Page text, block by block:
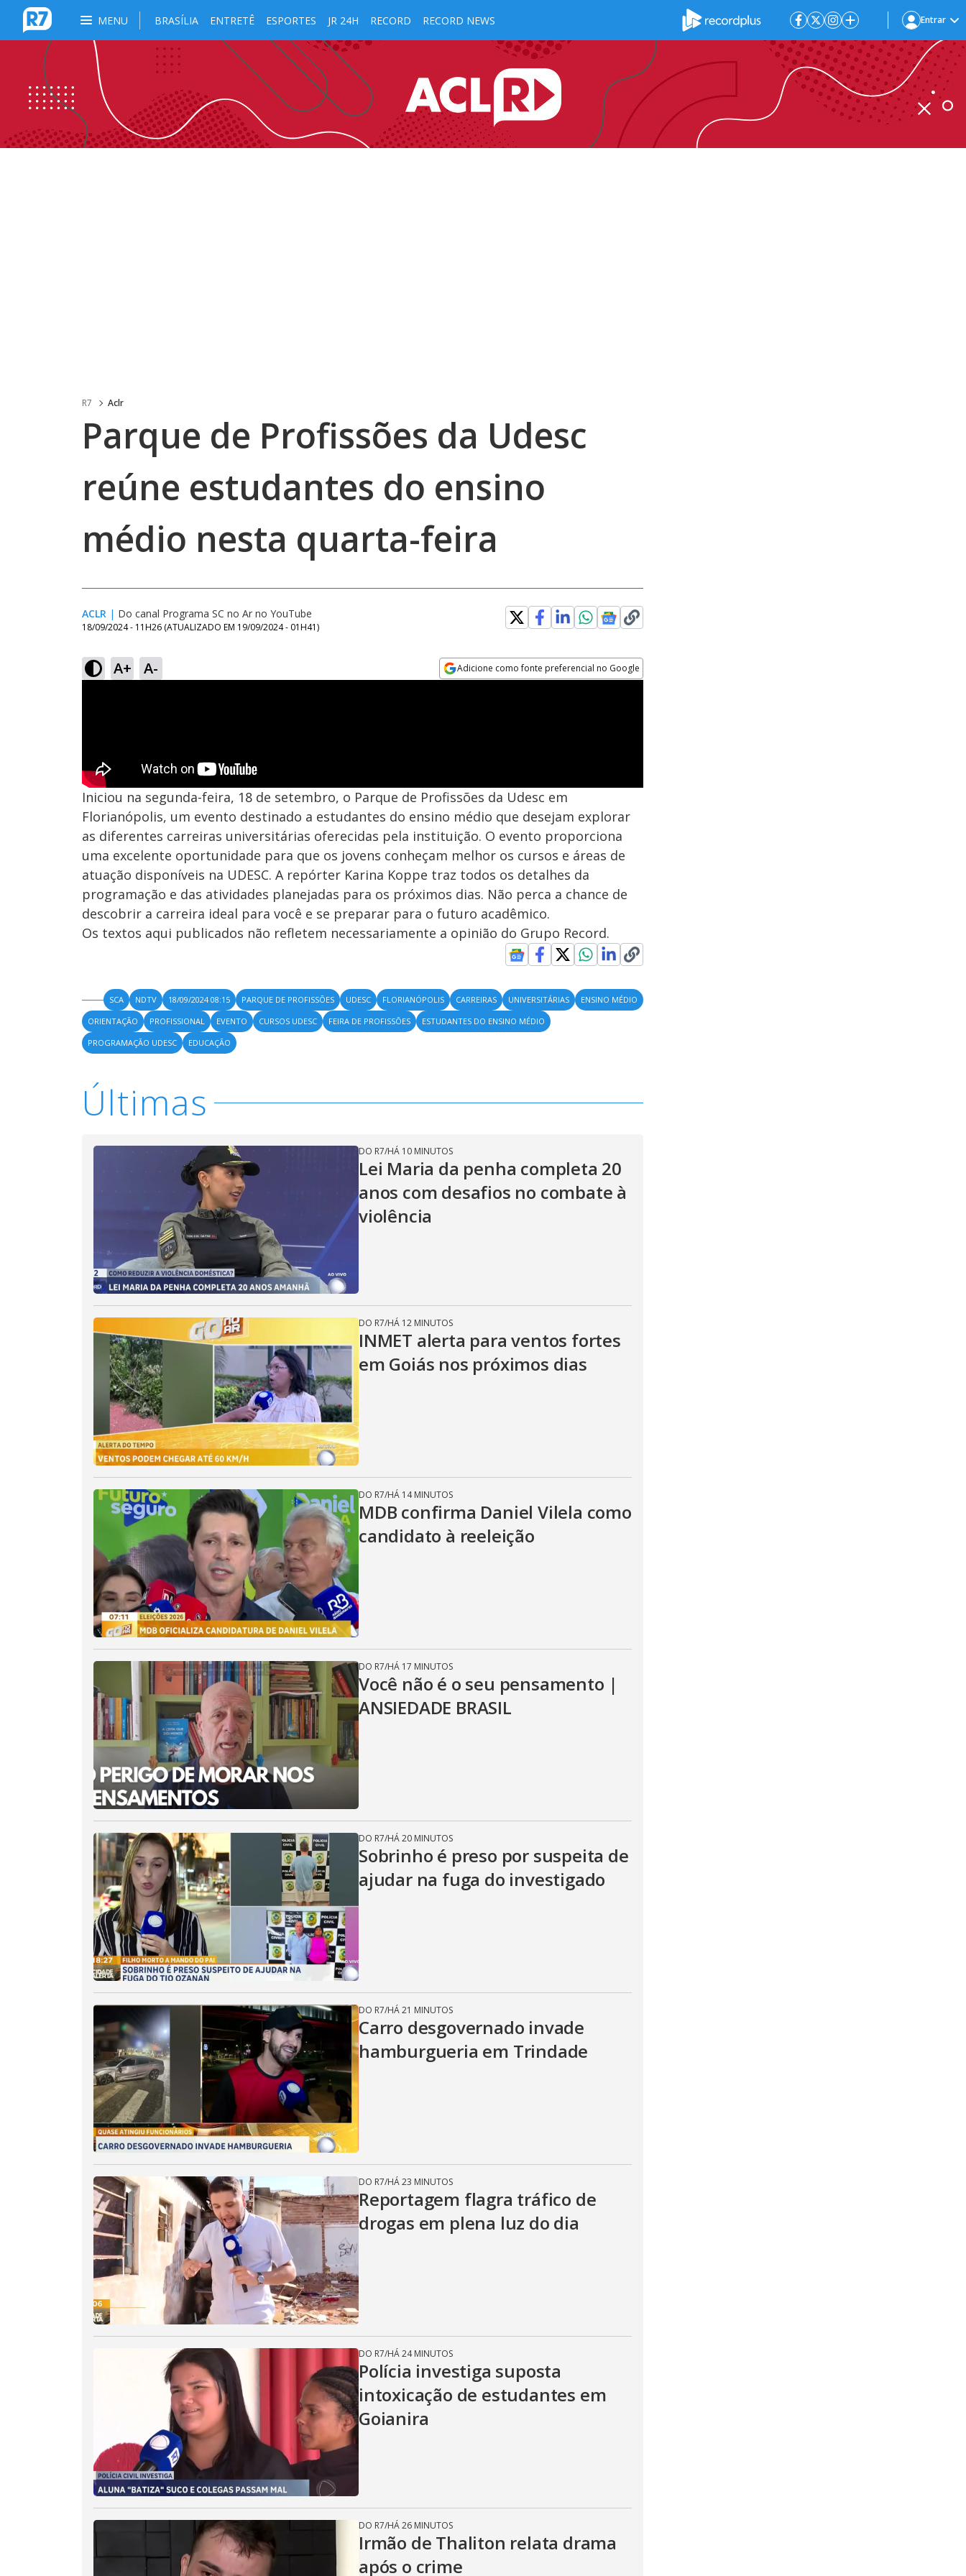
MENU BRASÍLIA ENTRETÊ ESPORTES JR 24H RECORD RECORD NEWS Entrar
R7 Aclr
Parque de Profissões da Udesc
reúne estudantes do ensino
médio nesta quarta-feira
ACLR | Do canal Programa SC no Ar no YouTube
18/09/2024 - 11H26 (ATUALIZADO EM 19/09/2024 - 01H41)
A+ A- Adicione como fonte preferencial no Google
Iniciou na segunda-feira, 18 de setembro, o Parque de Profissões da Udesc em
Florianópolis, um evento destinado a estudantes do ensino médio que desejam explorar
as diferentes carreiras universitárias oferecidas pela instituição. O evento proporciona
uma excelente oportunidade para que os jovens conheçam melhor os cursos e áreas de
atuação disponíveis na UDESC. A repórter Karina Koppe traz todos os detalhes da
programação e das atividades planejadas para os próximos dias. Não perca a chance de
descobrir a carreira ideal para você e se preparar para o futuro acadêmico.
Os textos aqui publicados não refletem necessariamente a opinião do Grupo Record.
SCA NDTV 18/09/2024 08:15 PARQUE DE PROFISSÕES UDESC FLORIANÓPOLIS CARREIRAS UNIVERSITÁRIAS
ENSINO MÉDIO
ORIENTAÇÃO
PROFISSIONAL EVENTO CURSOS UDESC FEIRA DE PROFISSÕES
ESTUDANTES DO ENSINO MÉDIO
PROGRAMAÇÃO UDESC
EDUCAÇÃO
Últimas
DO R7/HÁ 10 MINUTOS
Lei Maria da penha completa 20
anos com desafios no combate à
violência
DO R7/HÁ 12 MINUTOS
INMET alerta para ventos fortes
em Goiás nos próximos dias
DO R7/HÁ 14 MINUTOS
MDB confirma Daniel Vilela como
candidato à reeleição
DO R7/HÁ 17 MINUTOS
Você não é o seu pensamento |
ANSIEDADE BRASIL
DO R7/HÁ 20 MINUTOS
Sobrinho é preso por suspeita de
ajudar na fuga do investigado
DO R7/HÁ 21 MINUTOS
Carro desgovernado invade
hamburgueria em Trindade
DO R7/HÁ 23 MINUTOS
Reportagem flagra tráfico de
drogas em plena luz do dia
DO R7/HÁ 24 MINUTOS
Polícia investiga suposta
intoxicação de estudantes em
Goianira
DO R7/HÁ 26 MINUTOS
Irmão de Thaliton relata drama
após o crime